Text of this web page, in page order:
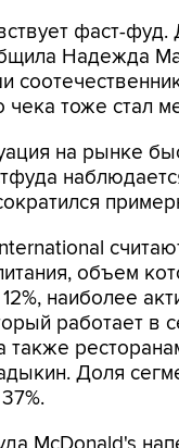
фаст-
Надежда
тоже стал
на рынке
объем
наиболее
работает
Доля